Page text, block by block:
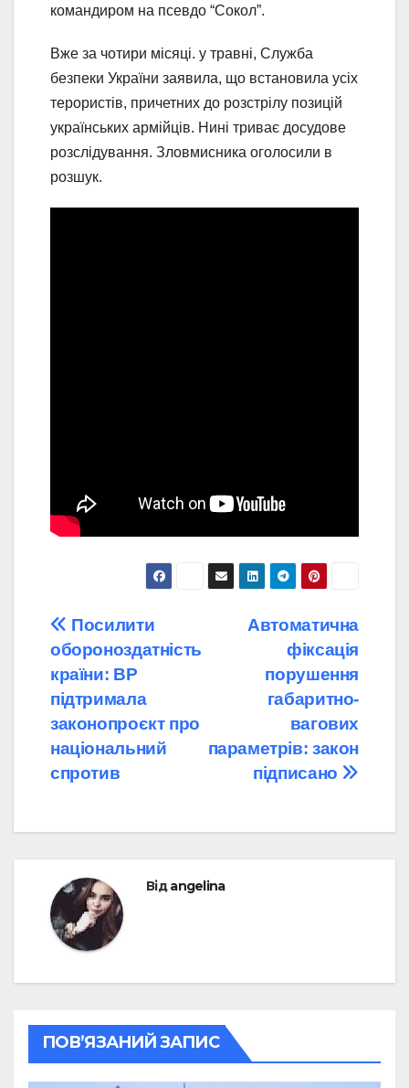
командиром на псевдо “Сокол”.
Вже за чотири місяці. у травні, Служба
безпеки України заявила, що встановила усіх
терористів, причетних до розстрілу позицій
українських армійців. Нині триває досудове
розслідування. Зловмисника оголосили в
розшук.
Навігація
записів
Автоматична
фіксація
порушення
габаритно-
вагових
параметрів: закон
підписано
Посилити
обороноздатність
країни: ВР
підтримала
законопроєкт про
національний
спротив
Відangelina
ПОВ’ЯЗАНИЙ ЗАПИС